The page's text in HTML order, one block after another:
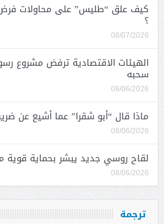
كيف علق “طليس” على محاولات فرض
؟
08/07/2026
الهيئات الاقتصادية ترفض مشروع
سحبه
08/06/2026
ماذا قال “أبو شقرا” عما أشيع عن
08/06/2026
لقاح روسي جديد يبشر بحماية قوية من
08/06/2026
ترجمة